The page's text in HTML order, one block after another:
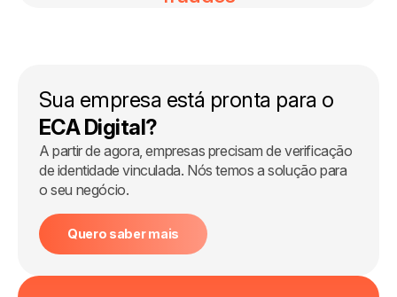
Sua empresa está pronta para o
ECA Digital?
A partir de agora, empresas precisam de verificação
de identidade vinculada. Nós temos a solução para
o seu negócio.
Quero saber mais